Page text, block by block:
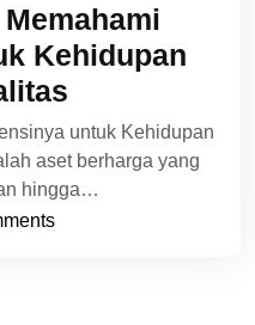
Kehidupan
untuk Kehidupan
aset berharga yang
hingga…